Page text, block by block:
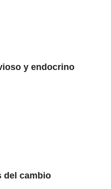
y endocrino
del cambio